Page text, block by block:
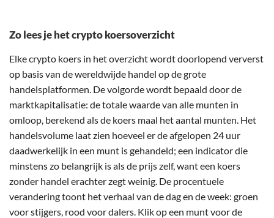
Zo lees je het crypto koersoverzicht
Elke crypto koers in het overzicht wordt doorlopend ververst
op basis van de wereldwijde handel op de grote
handelsplatformen. De volgorde wordt bepaald door de
marktkapitalisatie: de totale waarde van alle munten in
omloop, berekend als de koers maal het aantal munten. Het
handelsvolume laat zien hoeveel er de afgelopen 24 uur
daadwerkelijk in een munt is gehandeld; een indicator die
minstens zo belangrijk is als de prijs zelf, want een koers
zonder handel erachter zegt weinig. De procentuele
verandering toont het verhaal van de dag en de week: groen
voor stijgers, rood voor dalers. Klik op een munt voor de